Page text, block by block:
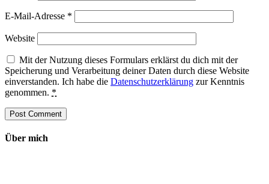
E-Mail-Adresse *
Website
Mit der Nutzung dieses Formulars erklärst du dich mit der
Speicherung und Verarbeitung deiner Daten durch diese Website
einverstanden. Ich habe die Datenschutzerklärung zur Kenntnis
genommen. *
Über mich